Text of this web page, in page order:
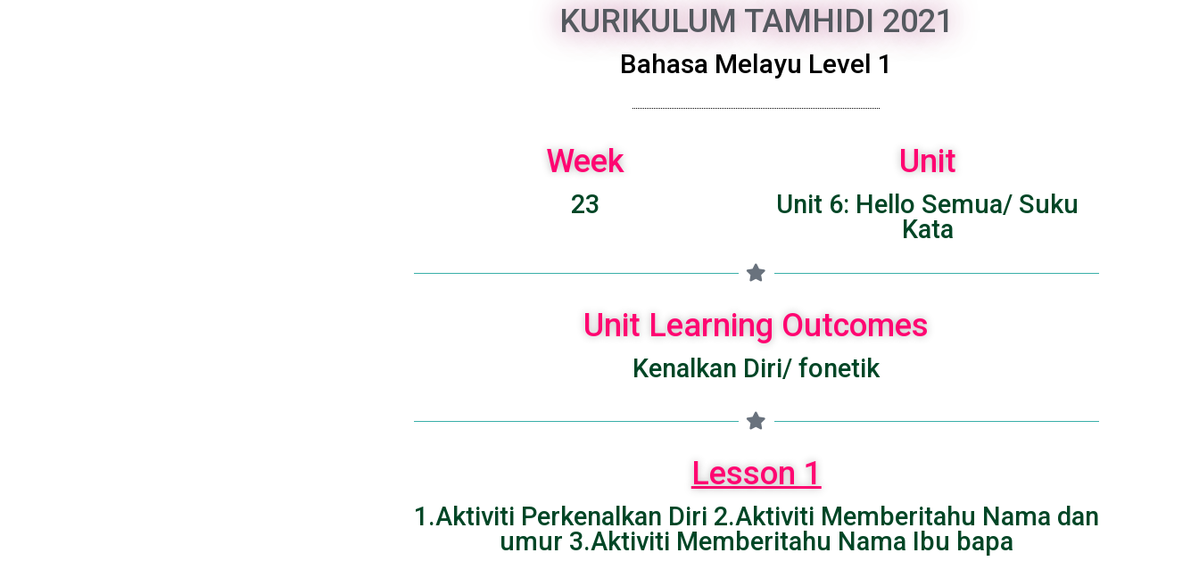
KURIKULUM TAMHIDI 2021
Bahasa Melayu Level 1
Week
23
Unit
Unit 6: Hello Semua/ Suku
Kata
Unit Learning Outcomes
Kenalkan Diri/ fonetik
Lesson 1
1.Aktiviti Perkenalkan Diri 2.Aktiviti Memberitahu Nama dan
umur 3.Aktiviti Memberitahu Nama Ibu bapa